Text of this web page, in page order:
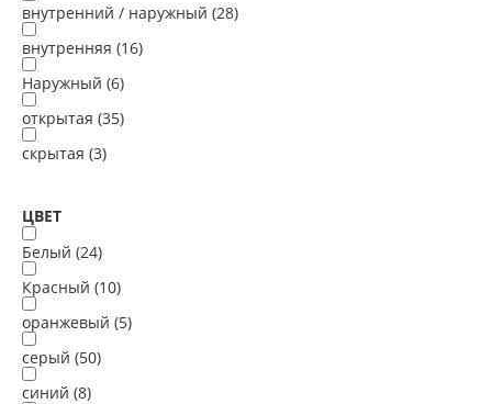
внутренний / наружный (28)
внутренняя (16)
Наружный (6)
открытая (35)
скрытая (3)
ЦВЕТ
Белый (24)
Красный (10)
оранжевый (5)
серый (50)
синий (8)